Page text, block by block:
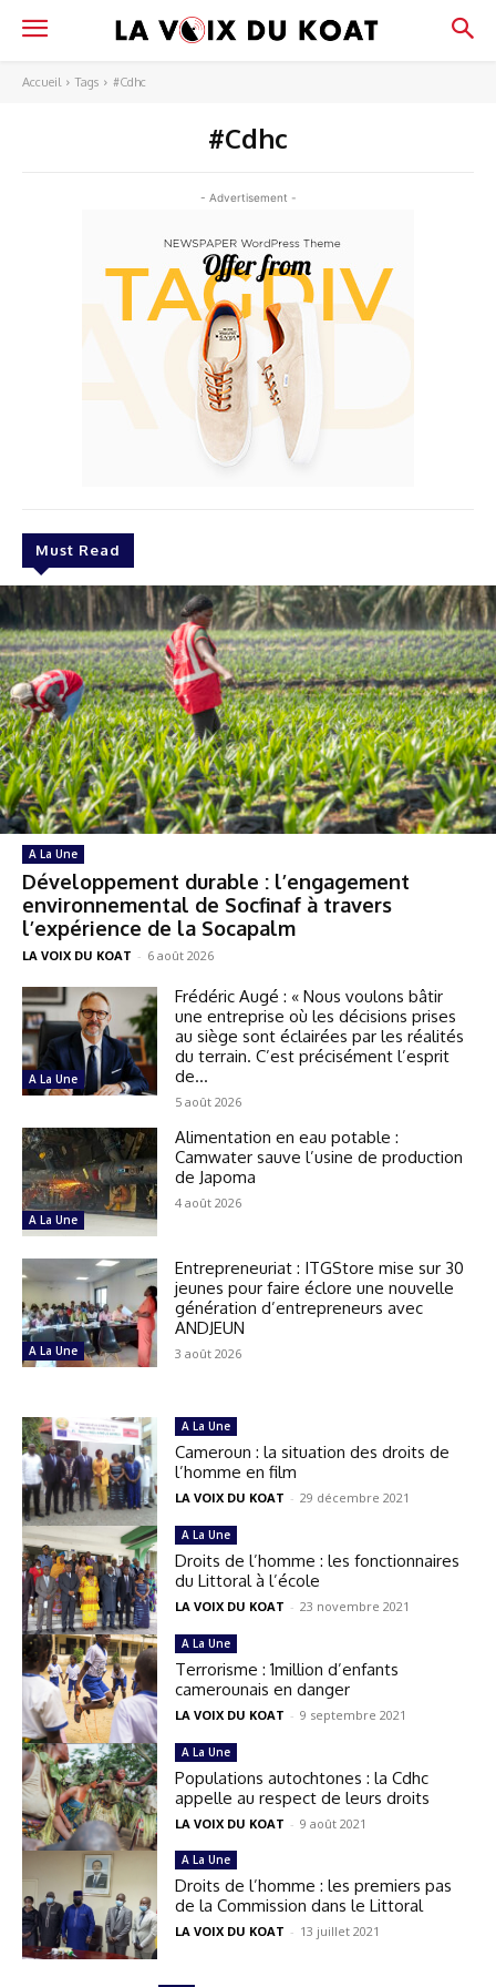
Accueil Tags #Cdhc
#Cdhc
- Advertisement -
Must Read
A La Une
Développement durable : l’engagement
environnemental de Socfinaf à travers
l’expérience de la Socapalm
LA VOIX DU KOAT - 6 août 2026
A La Une
Frédéric Augé : « Nous voulons bâtir
une entreprise où les décisions prises
au siège sont éclairées par les réalités
du terrain. C’est précisément l’esprit
de...
5 août 2026
A La Une
Alimentation en eau potable :
Camwater sauve l’usine de production
de Japoma
4 août 2026
A La Une
Entrepreneuriat : ITGStore mise sur 30
jeunes pour faire éclore une nouvelle
génération d’entrepreneurs avec
ANDJEUN
3 août 2026
A La Une
Cameroun : la situation des droits de
l’homme en film
LA VOIX DU KOAT - 29 décembre 2021
A La Une
Droits de l’homme : les fonctionnaires
du Littoral à l’école
LA VOIX DU KOAT - 23 novembre 2021
A La Une
Terrorisme : 1million d’enfants
camerounais en danger
LA VOIX DU KOAT - 9 septembre 2021
A La Une
Populations autochtones : la Cdhc
appelle au respect de leurs droits
LA VOIX DU KOAT - 9 août 2021
A La Une
Droits de l’homme : les premiers pas
de la Commission dans le Littoral
LA VOIX DU KOAT - 13 juillet 2021